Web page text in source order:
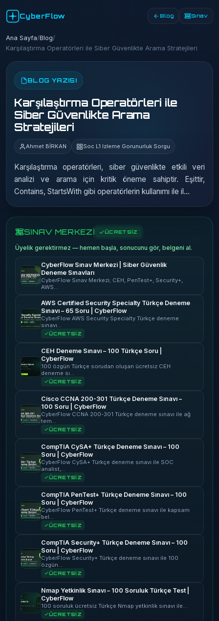
CyberFlow Blog Sınav
Ana Sayfa/Blog/
Karşılaştırma Operatörleri ile Siber Güvenlikte Arama Stratejileri
BLOG YAZISI
Karşılaştırma Operatörleri ile
Siber Güvenlikte Arama
Stratejileri
Ahmet BİRKAN Soc L1 Izleme Gorunurluk Sorgu
Karşılaştırma operatörleri, siber güvenlikte etkili veri
analizi ve arama için kritik öneme sahiptir. Eşittir,
Contains, StartsWith gibi operatörlerin kullanımı ile il...
SINAV MERKEZİ ÜCRETSİZ
Üyelik gerektirmez — hemen başla, sonucunu gör, belgeni al.
CyberFlow Sınav Merkezi | Siber Güvenlik
Deneme Sınavları
CyberFlow Sınav Merkezi; CEH, PenTest+, Security+,
AWS…
AWS Certified Security Specialty Türkçe Deneme
Sınavı – 65 Soru | CyberFlow
CyberFlow AWS Security Specialty Türkçe deneme
sınavı…
ÜCRETSİZ
CEH Deneme Sınavı – 100 Türkçe Soru |
CyberFlow
100 özgün Türkçe sorudan oluşan ücretsiz CEH
deneme sı…
ÜCRETSİZ
Cisco CCNA 200-301 Türkçe Deneme Sınavı –
100 Soru | CyberFlow
CyberFlow CCNA 200-301 Türkçe deneme sınavı ile ağ
tem…
ÜCRETSİZ
CompTIA CySA+ Türkçe Deneme Sınavı – 100
Soru | CyberFlow
CyberFlow CySA+ Türkçe deneme sınavı ile SOC
analist,…
ÜCRETSİZ
CompTIA PenTest+ Türkçe Deneme Sınavı – 100
Soru | CyberFlow
CyberFlow PenTest+ Türkçe deneme sınavı ile kapsam
bel…
ÜCRETSİZ
CompTIA Security+ Türkçe Deneme Sınavı – 100
Soru | CyberFlow
CyberFlow Security+ Türkçe deneme sınavı ile 100
özgün…
ÜCRETSİZ
Nmap Yetkinlik Sınavı – 100 Soruluk Türkçe Test |
CyberFlow
100 soruluk ücretsiz Türkçe Nmap yetkinlik sınavı ile…
ÜCRETSİZ